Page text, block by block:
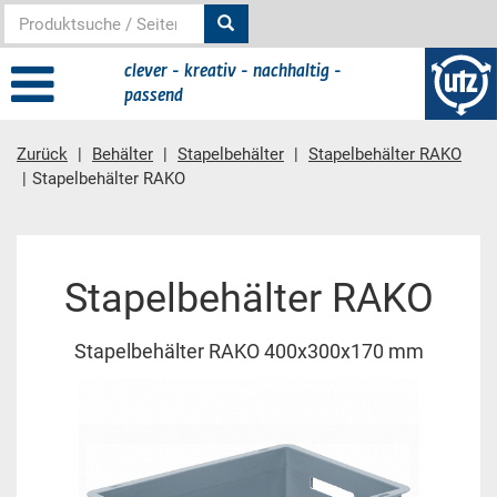
clever - kreativ - nachhaltig -
passend
Zurück Behälter Stapelbehälter
Stapelbehälter RAKO
Stapelbehälter RAKO
Stapelbehälter RAKO
Stapelbehälter RAKO 400x300x170 mm